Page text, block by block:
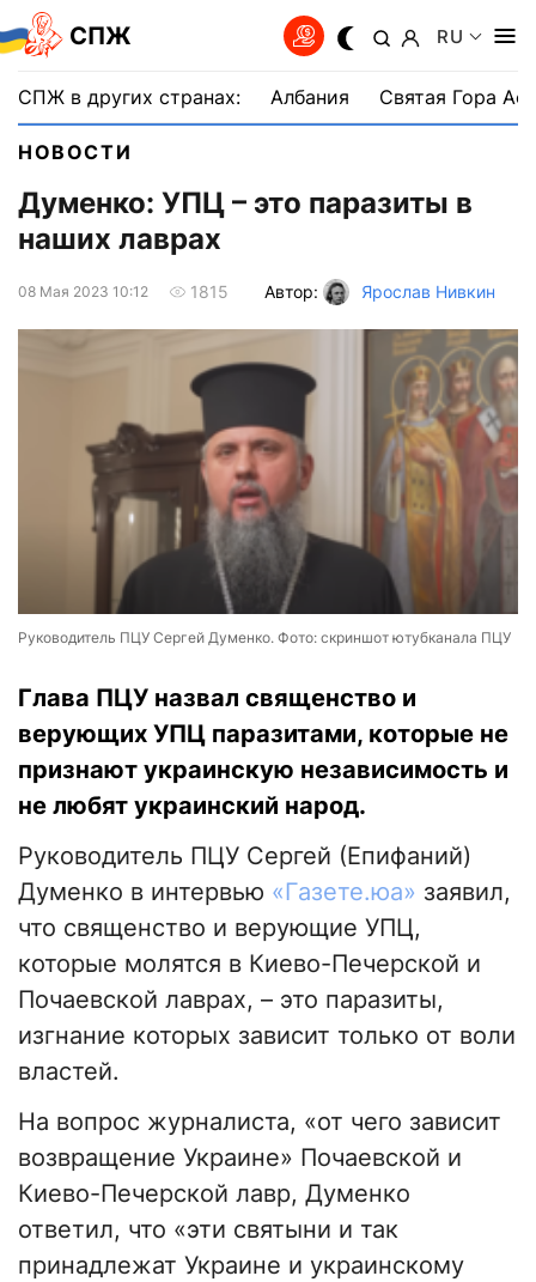
СПЖ RU
СПЖ в других странах: Албания Святая Гора
НОВОСТИ
Думенко: УПЦ – это паразиты в
наших лаврах
08 Мая 2023 10:12 1815 Автор: Ярослав Нивкин
Руководитель ПЦУ Сергей Думенко. Фото: скриншот ютубканала ПЦУ
Глава ПЦУ назвал священство и
верующих УПЦ паразитами, которые не
признают украинскую независимость и
не любят украинский народ.
Руководитель ПЦУ Сергей (Епифаний)
Думенко в интервью «Газете.юа» заявил,
что священство и верующие УПЦ,
которые молятся в Киево-Печерской и
Почаевской лаврах, – это паразиты,
изгнание которых зависит только от воли
властей.
На вопрос журналиста, «от чего зависит
возвращение Украине» Почаевской и
Киево-Печерской лавр, Думенко
ответил, что «эти святыни и так
принадлежат Украине и украинскому